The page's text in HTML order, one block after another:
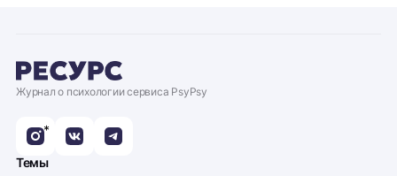
Журнал о психологии сервиса PsyPsy
*
Темы